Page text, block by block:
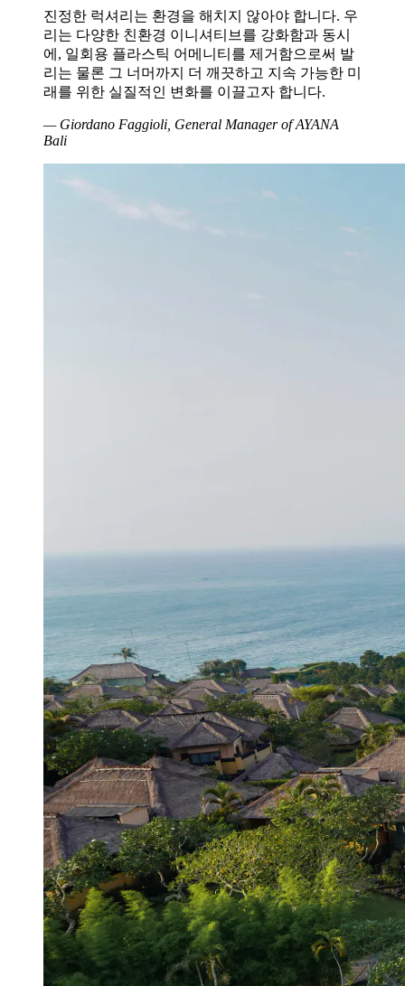
진정한 럭셔리는 환경을 해치지 않아야 합니다. 우
리는 다양한 친환경 이니셔티브를 강화함과 동시
에, 일회용 플라스틱 어메니티를 제거함으로써 발
리는 물론 그 너머까지 더 깨끗하고 지속 가능한 미
래를 위한 실질적인 변화를 이끌고자 합니다.
— Giordano Faggioli, General Manager of AYANA
Bali